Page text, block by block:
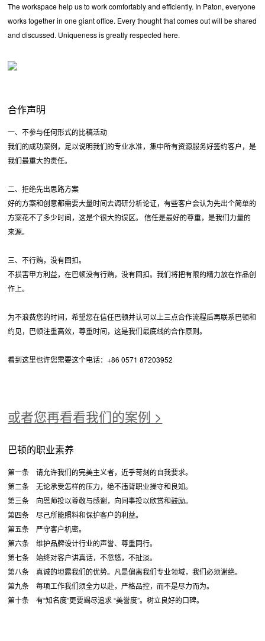
The workspace help us to work comfortably and efficiently. In Paton, everyone
works together in one giant office. Every thought that comes out will be shared
and discussed. Uniqueness is greatly respected here.
合作声明
一、不参与任何形式的比稿活动
我们的成功案例，足以说明我们的专业水准，集中所有资源服务好签约客户，是
我们最重大的责任。
二、拒绝先出思路方案
好的方案和创意都需要大量时间去调研分析论证，有些客户会认为先出个简单的
方案花不了多少时间，这是个很大的误区。 信任是最好的尊重，是我们力量的
来源。
三、不行贿，没有回扣。
不损害甲方利益，在巴顿没有行贿，没有回扣。我们将把有限的精力放在作品创
作上。
为不浪费您的时间，希望您在信任巴顿并认可以上三点合作流程后再联系巴顿和
约见，巴顿注重高效，尊重时间，这是我们最底线的合作原则。
看到这里也许您需要这个电话：+86 0571 87203952
或者您再看看我们的案例 >
巴顿的职业素养
第一条 请允许我们的完美主义者，近乎苛刻的自我要求。
第二条 无论承受怎样的压力，绝不违背职业操守和良知。
第三条 向恩师投以尊敬与感谢，向同事投以欣赏和鼓励。
第四条 尽己所能照料和保护客户的利益。
第五条 严守客户机密。
第六条 维护品牌设计行业的声誉、尊重同行。
第七条 始终对客户讲真话，不忽悠，不扯淡。
第八条 真诚的坦露我们的优势。凡是偏离我们专业领域，我们必须谢绝。
第九条 每项工作我们须全力以赴，严格品控，而不是尽力而为。
第十条 有“知名度”更要竭尽追求 “美誉度”。树立良好的口碑。